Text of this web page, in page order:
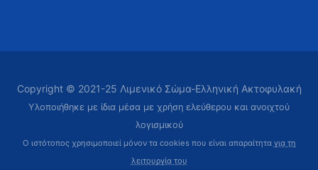
Copyright © 2021-25 Λιμενικό Σώμα-Ελληνική Ακτοφυλακή
Υλοποιήθηκε με ίδια μέσα με χρήση ελεύθερου και ανοιχτού
λογισμικού
Ο ιστότοπος χρησιμοποιεί μόνον τα cookies που είναι απαραίτητα για τη
λειτουργία του